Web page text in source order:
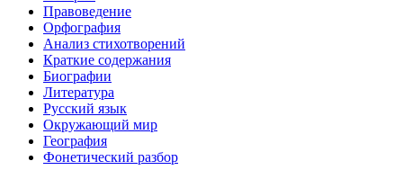
Правоведение
Орфография
Анализ стихотворений
Краткие содержания
Биографии
Литература
Русский язык
Окружающий мир
География
Фонетический разбор